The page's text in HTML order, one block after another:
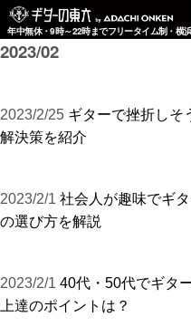
年中無休・9時～22時までフリータイム制・横
2023/02
2023/2/25 ギターで挫折しそ
解決策を紹介
2023/2/1 社会人が趣味でギ
の選び方を解説
2023/2/1 40代・50代でギタ
上達のポイントは？